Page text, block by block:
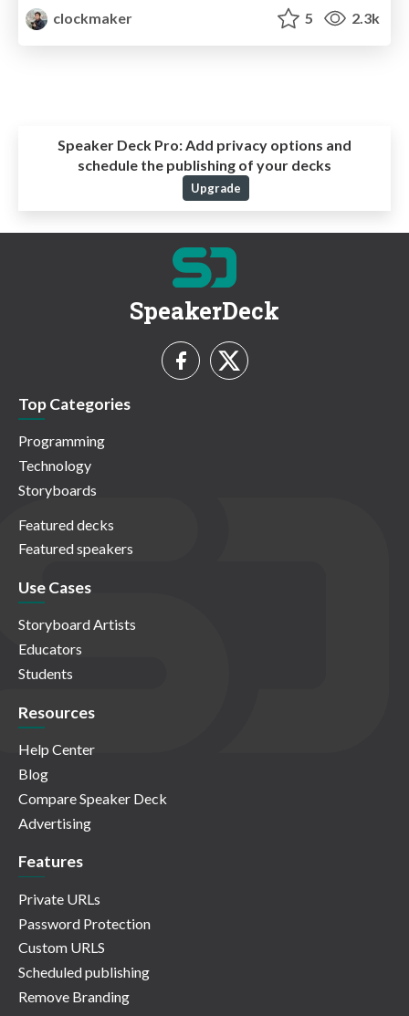
clockmaker
5 2.3k
Speaker Deck Pro:Add privacy options and
schedule the publishing of your decks
Upgrade
SpeakerDeck
Top Categories
Programming
Technology
Storyboards
Featured decks
Featured speakers
Use Cases
Storyboard Artists
Educators
Students
Resources
Help Center
Blog
Compare Speaker Deck
Advertising
Features
Private URLs
Password Protection
Custom URLS
Scheduled publishing
Remove Branding